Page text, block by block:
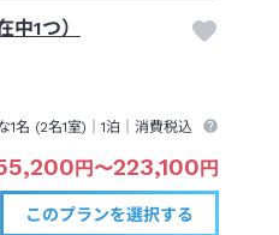
1つ）
1名 (2名1室)｜1泊 ｜消費税込
円 〜223,100 円
このプランを選択する